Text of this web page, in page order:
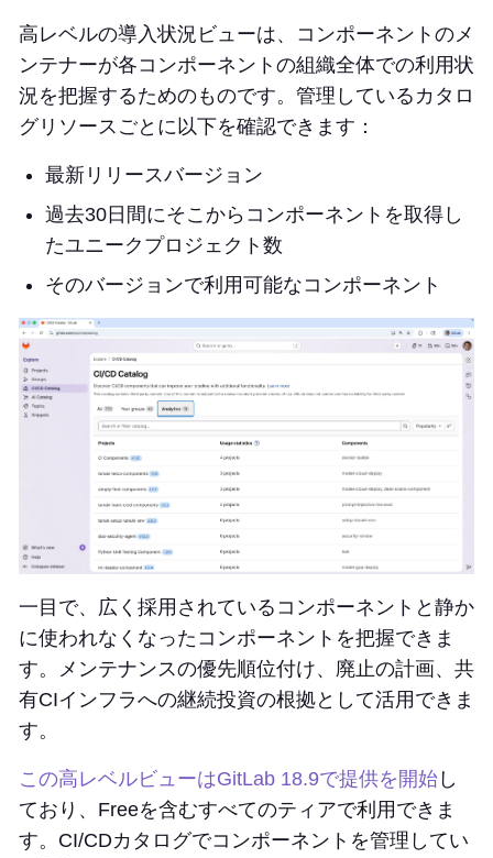
高レベルの導入状況ビューは、コンポーネントのメ
ンテナーが各コンポーネントの組織全体での利用状
況を把握するためのものです。管理しているカタロ
グリソースごとに以下を確認できます：
最新リリースバージョン
過去30日間にそこからコンポーネントを取得し
たユニークプロジェクト数
そのバージョンで利用可能なコンポーネント
一目で、広く採用されているコンポーネントと静か
に使われなくなったコンポーネントを把握できま
す。メンテナンスの優先順位付け、廃止の計画、共
有CIインフラへの継続投資の根拠として活用できま
す。
この高レベルビューはGitLab 18.9で提供を開始 し
ており、Freeを含むすべてのティアで利用できま
す。CI/CDカタログでコンポーネントを管理してい